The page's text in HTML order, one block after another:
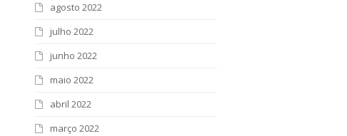
agosto 2022
julho 2022
junho 2022
maio 2022
abril 2022
março 2022